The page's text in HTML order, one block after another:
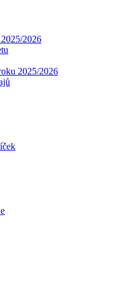
2026
2025/2026